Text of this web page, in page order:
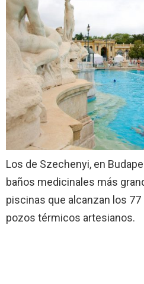
Los de Szechenyi, en
baños medicinales más
piscinas que alcanzan los 77
pozos térmicos artesianos.